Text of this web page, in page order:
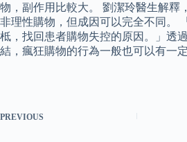
物，副作用比較大。 劉潔玲醫生解釋
非理性購物，但成因可以完全不同。
柢，找回患者購物失控的原因。」透
結，瘋狂購物的行為一般也可以有一
PREVIOUS